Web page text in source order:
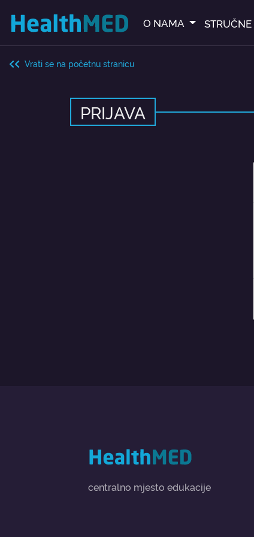
O NAMA
Vrati se na početnu stranicu
PRIJAVA
centralno mjesto edukacije